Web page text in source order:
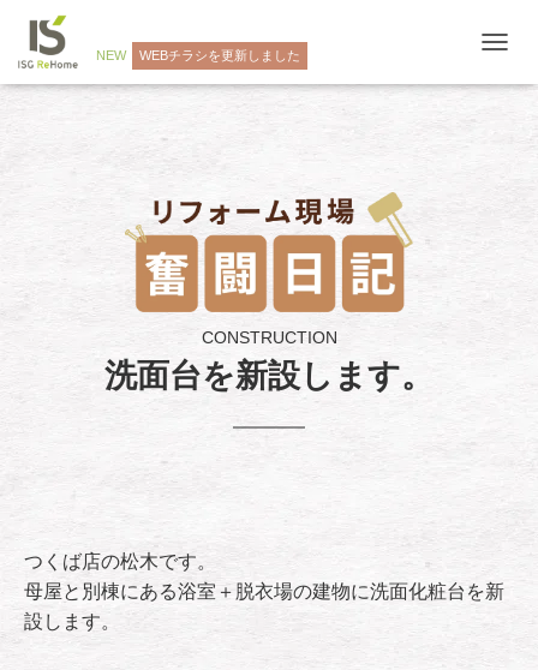
NEW WEBチラシを更新しました
ビ
洗面台を新設します。
CONSTRUCTION
つくば店の松木です。
母屋と別棟にある浴室＋脱衣場の建物に洗面化粧台を新
設します。